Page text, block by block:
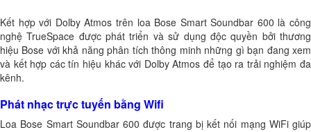
Kết hợp với Dolby Atmos trên loa Bose Smart Soundbar 600 là công
nghệ TrueSpace được phát triển và sử dụng độc quyền bởi thương
hiệu Bose với khả năng phân tích thông minh những gì bạn đang xem
và kết hợp các tín hiệu khác với Dolby Atmos để tạo ra trải nghiệm đa
kênh.
Phát nhạc trực tuyến bằng Wifi
Loa Bose Smart Soundbar 600 được trang bị kết nối mạng WiFi giúp